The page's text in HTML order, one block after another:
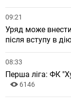
09:21
Уряд може
після вступу в
08:33
Перша ліга: ФК
6146